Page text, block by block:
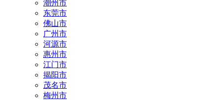
潮州市
东莞市
佛山市
广州市
河源市
惠州市
江门市
揭阳市
茂名市
梅州市